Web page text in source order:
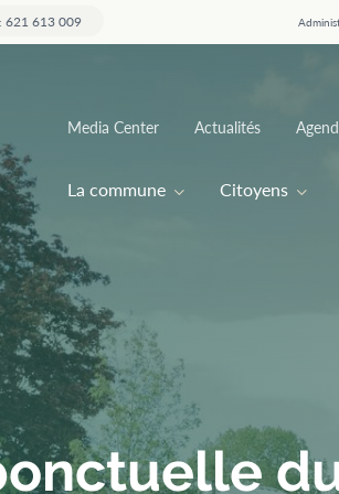
621 613 009
Main
navigation
La commune Citoyens
Top
Media Center Actualités
du